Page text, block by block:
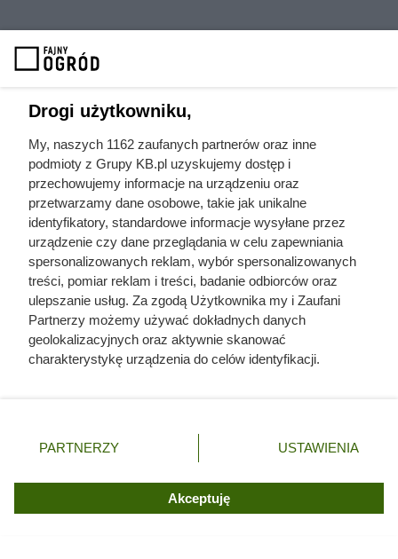
Werbena w ogrodzie: gatunki i
uprawa
W obrębie kilkudziesięciu gatunków werbeny (a według
nietypowym pokrojem albo barwą kwiatów. Najbardziej
), jednak to właśnie inne gatunki i odmiany
Drogi użytkowniku,
My, naszych 1162 zaufanych partnerów oraz inne
podmioty z Grupy KB.pl uzyskujemy dostęp i
przechowujemy informacje na urządzeniu oraz
przetwarzamy dane osobowe, takie jak unikalne
identyfikatory, standardowe informacje wysyłane przez
urządzenie czy dane przeglądania w celu zapewniania
spersonalizowanych reklam, wybór spersonalizowanych
treści, pomiar reklam i treści, badanie odbiorców oraz
ulepszanie usług. Za zgodą Użytkownika my i Zaufani
Partnerzy możemy używać dokładnych danych
geolokalizacyjnych oraz aktywnie skanować
charakterystykę urządzenia do celów identyfikacji.
zmienić/wycofać klikając przycisk ustawień prywatności
znajdujący się w lewym dolnym rogu strony. Niektóre
użytkownika, ale masz prawo sprzeciwić się takiemu
przetwarzaniu. Preferencje będą miały zastosowania tylko
PARTNERZY USTAWIENIA
Akceptuję